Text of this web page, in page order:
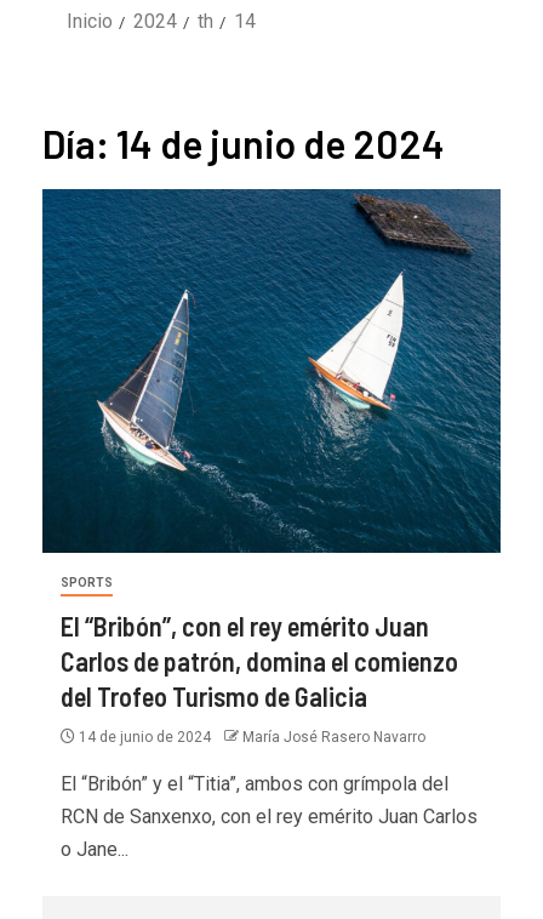
Inicio 2024 th 14
Día: 14 de junio de 2024
SPORTS
El “Bribón”, con el rey emérito Juan
Carlos de patrón, domina el comienzo
del Trofeo Turismo de Galicia
14 de junio de 2024 María José Rasero Navarro
El “Bribón” y el “Titia”, ambos con grímpola del
RCN de Sanxenxo, con el rey emérito Juan Carlos
o Jane...